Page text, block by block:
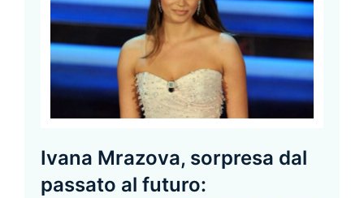
Ivana Mrazova, sorpresa dal
passato al futuro: